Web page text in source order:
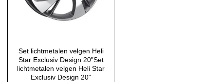
Set lichtmetalen velgen Heli
Star Exclusiv Design 20"Set
lichtmetalen velgen Heli Star
Exclusiv Design 20"